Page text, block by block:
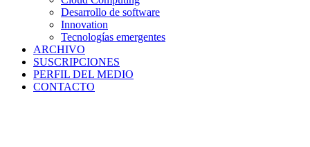
Desarrollo de software
Innovation
Tecnologías emergentes
ARCHIVO
SUSCRIPCIONES
PERFIL DEL MEDIO
CONTACTO